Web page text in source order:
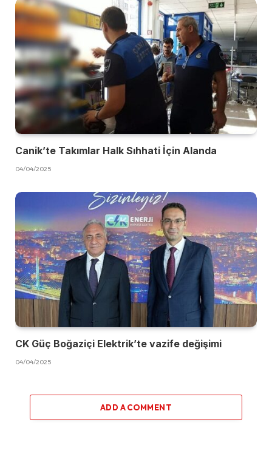
Canik’te Takımlar Halk Sıhhati İçin Alanda
04/04/2025
CK Güç Boğaziçi Elektrik’te vazife değişimi
04/04/2025
ADD A COMMENT